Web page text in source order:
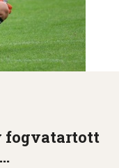
fogvatartott